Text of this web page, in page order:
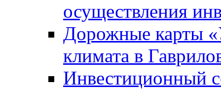
осуществления
Дорожные карты
климата в
Инвестиционный